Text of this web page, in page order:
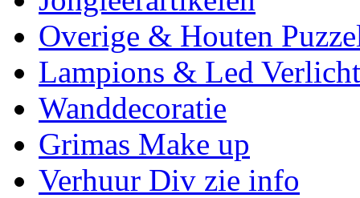
Overige & Houten
Lampions & Led
Wanddecoratie
Grimas Make up
Verhuur Div zie info